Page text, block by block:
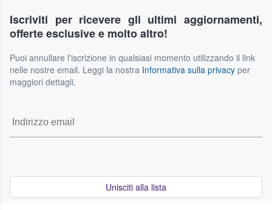
Iscriviti per ricevere gli ultimi aggiornamenti,
offerte esclusive e molto altro!
Puoi annullare l'iscrizione in qualsiasi momento utilizzando il link
nelle nostre email. Leggi la nostra Informativa sulla privacy per
maggiori dettagli.
Unisciti alla lista